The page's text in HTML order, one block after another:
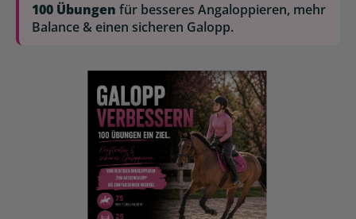
100 Übungen für besseres Angaloppieren, mehr
Balance & einen sicheren Galopp.